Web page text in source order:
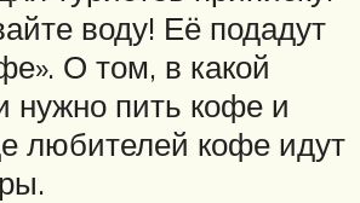
воду! Её подадут
О том, в какой
нужно пить кофе и
любителей кофе идут